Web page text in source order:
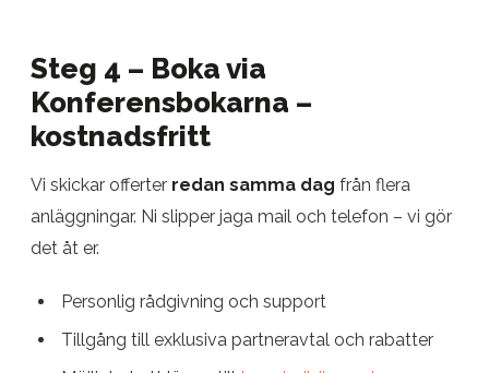
Steg 4 – Boka via
Konferensbokarna –
kostnadsfritt
Vi skickar offerter redan samma dag från flera
anläggningar. Ni slipper jaga mail och telefon – vi gör
det åt er.
Personlig rådgivning och support
Tillgång till exklusiva partneravtal och rabatter